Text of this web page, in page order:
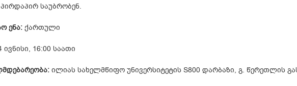
საუბრობენ.
ენა: ქართული
ივნისი, 16:00 საათი
ილიას სახელმწიფო უნივერსიტეტის S800 დარბაზი, გ. წერეთლის